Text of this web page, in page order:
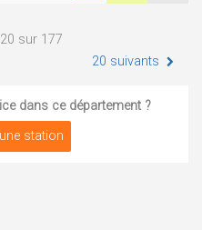
sur 177
20 suivants
dans ce département ?
station